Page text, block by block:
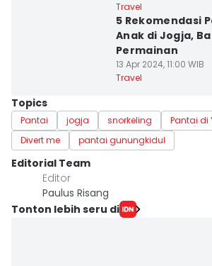
Travel
5 Rekomendasi
Anak di Jogja,
Permainan
13 Apr 2024, 11:00 WIB
Travel
Topics
Pantai jogja snorkeling
Pantai di
Divert me
pantai gunungkidul
Editorial Team
Editor
Paulus Risang
Tonton lebih seru di